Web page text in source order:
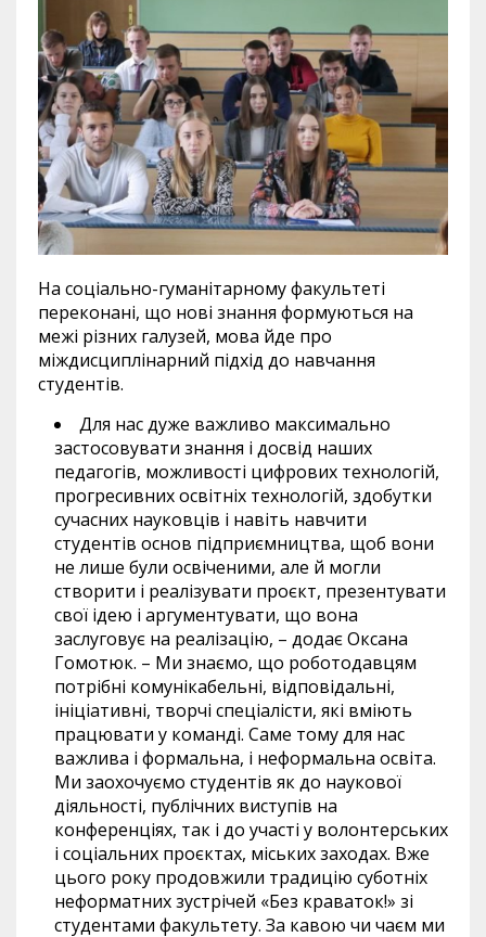
На соціально-гуманітарному факультеті
переконані, що нові знання формуються на
межі різних галузей, мова йде про
міждисциплінарний підхід до навчання
студентів.
Для нас дуже важливо максимально
застосовувати знання і досвід наших
педагогів, можливості цифрових технологій,
прогресивних освітніх технологій, здобутки
сучасних науковців і навіть навчити
студентів основ підприємництва, щоб вони
не лише були освіченими, але й могли
створити і реалізувати проєкт, презентувати
свої ідею і аргументувати, що вона
заслуговує на реалізацію, – додає Оксана
Гомотюк. – Ми знаємо, що роботодавцям
потрібні комунікабельні, відповідальні,
ініціативні, творчі спеціалісти, які вміють
працювати у команді. Саме тому для нас
важлива і формальна, і неформальна освіта.
Ми заохочуємо студентів як до наукової
діяльності, публічних виступів на
конференціях, так і до участі у волонтерських
і соціальних проєктах, міських заходах. Вже
цього року продовжили традицію суботніх
неформатних зустрічей «Без краваток!» зі
студентами факультету. За кавою чи чаєм ми